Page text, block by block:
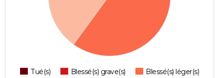
Tué(s) Blessé(s) grave(s)
Blessé(s) léger(s)